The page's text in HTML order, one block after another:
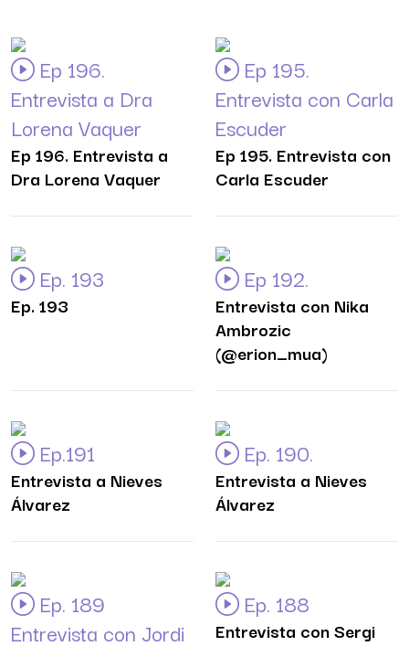
Ep 196.
Entrevista a Dra
Lorena Vaquer
Ep 196. Entrevista a
Dra Lorena Vaquer
Ep 195.
Entrevista con Carla
Escuder
Ep 195. Entrevista con
Carla Escuder
Ep. 193
Ep. 193
Ep 192.
Entrevista con Nika
Ambrozic
(@erion_mua)
Ep.191
Entrevista a Nieves
Álvarez
Ep. 190.
Entrevista a Nieves
Álvarez
Ep. 189
Entrevista con Jordi
Ep. 188
Entrevista con Sergi